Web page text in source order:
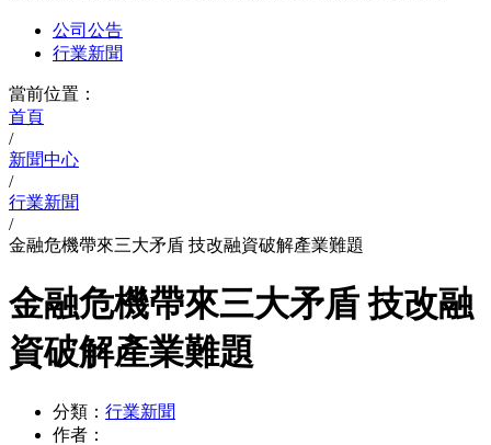
公司公告
行業新聞
當前位置：
首頁
/
新聞中心
/
行業新聞
/
金融危機帶來三大矛盾 技改融資破解產業難題
金融危機帶來三大矛盾 技改融
資破解產業難題
分類： 行業新聞
作者：